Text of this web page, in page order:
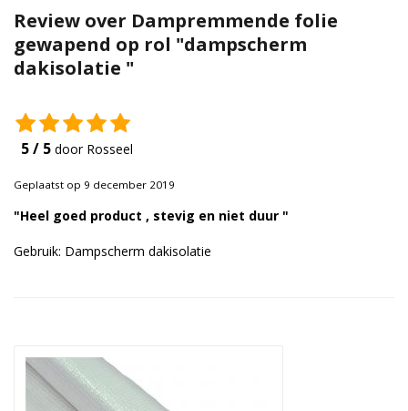
Jute en lopers
Papier en karton
Verhuismaterialen
Duurzame verpakkingen
Bedrukte verpakkingen
Review over Dampremmende folie
gewapend op rol "dampscherm
dakisolatie "
5 / 5 door Rosseel
Geplaatst op 9 december 2019
"Heel goed product , stevig en niet duur "
Gebruik: Dampscherm dakisolatie